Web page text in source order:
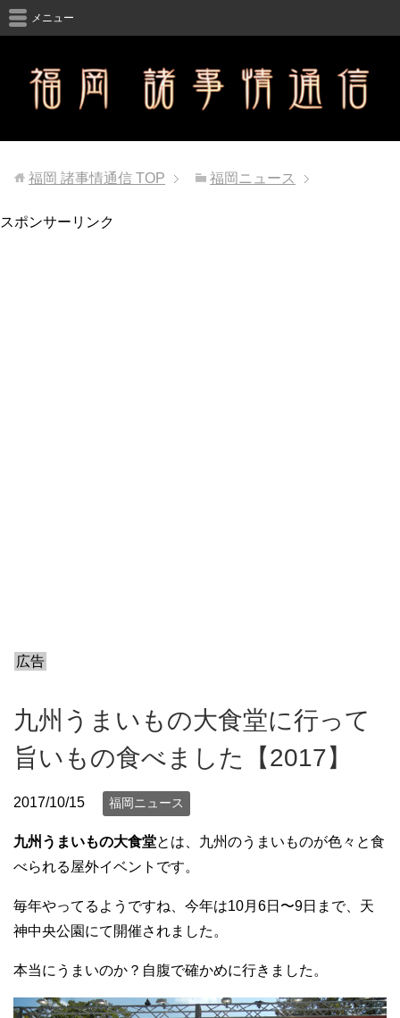
メニュー
福岡 諸事情通信 TOP 福岡ニュース
スポンサーリンク
広告
九州うまいもの大食堂に行って
旨いもの食べました【2017】
2017/10/15 福岡ニュース
九州うまいもの大食堂とは、九州のうまいものが色々と食
べられる屋外イベントです。
毎年やってるようですね、今年は10月6日〜9日まで、天
神中央公園にて開催されました。
本当にうまいのか？自腹で確かめに行きました。